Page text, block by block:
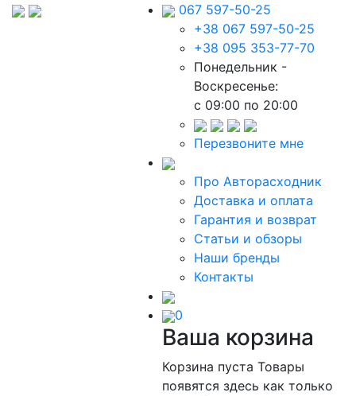
067 597-50-25
+38 067 597-50-25
+38 095 353-77-70
Понедельник -
Воскресенье:
c 09:00 по 20:00
Перезвоните мне
Про Авторасходник
Доставка и оплата
Гарантия и возврат
Статьи и обзоры
Наши бренды
Контакты
0
Ваша корзина
Корзина пустаТовары
появятся здесь как только